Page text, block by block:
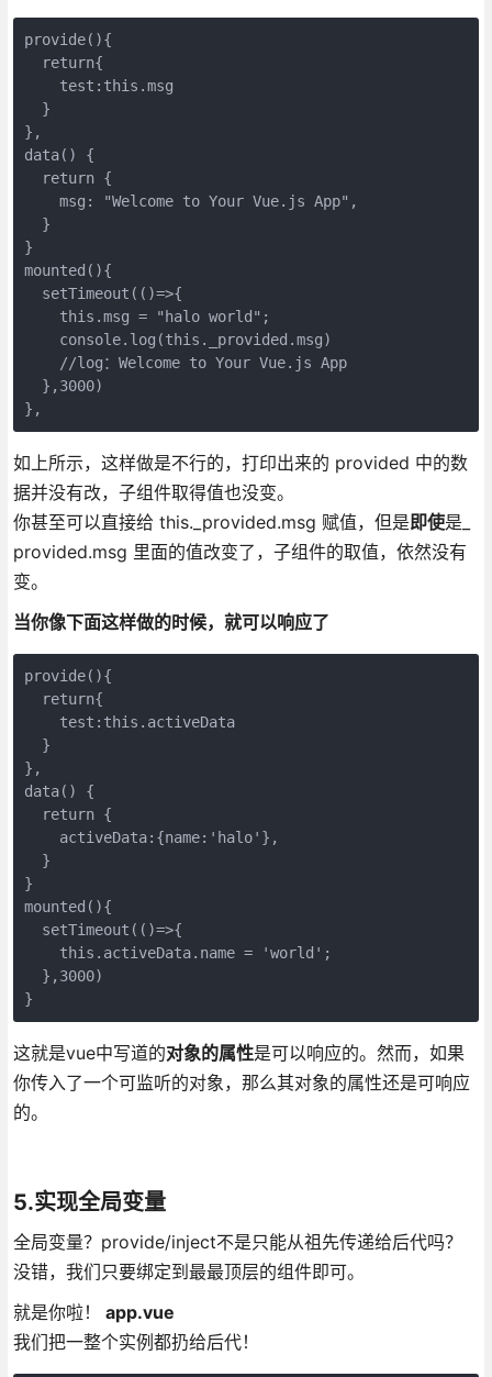
provide(){
  return{
    test:this.msg
  }
},
data() {
  return {
    msg: "Welcome to Your Vue.js App",
  }
}
mounted(){
  setTimeout(()=>{
    this.msg = "halo world";
    console.log(this._provided.msg)
    //log：Welcome to Your Vue.js App
  },3000)
},
如上所示，这样做是不行的，打印出来的 provided 中的数
据并没有改，子组件取得值也没变。
你甚至可以直接给 this._provided.msg 赋值，但是即使是_
provided.msg 里面的值改变了，子组件的取值，依然没有
变。
当你像下面这样做的时候，就可以响应了
provide(){
  return{
    test:this.activeData
  }
},
data() {
  return {
    activeData:{name:'halo'},
  }
}
mounted(){
  setTimeout(()=>{
    this.activeData.name = 'world';
  },3000)
}
这就是vue中写道的对象的属性是可以响应的。然而，如果
你传入了一个可监听的对象，那么其对象的属性还是可响应
的。
5.实现全局变量
全局变量？provide/inject不是只能从祖先传递给后代吗？
没错，我们只要绑定到最最顶层的组件即可。
就是你啦！
app.vue
我们把一整个实例都扔给后代！